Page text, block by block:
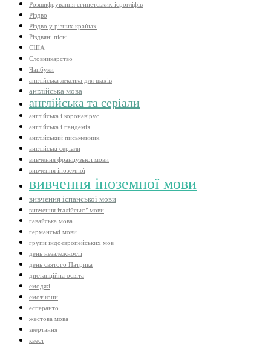
Розшифрування єгипетських ієрогліфів
Різдво
Різдво у різних країнах
Різдвяні пісні
США
Словникарство
Чапбуки
англійська лексика для шахів
англійська мова
англійська та серіали
англійська і коронавірус
англійська і пандемія
англійський письменник
англійські серіали
вивчення французької мови
вивчення іноземної
вивчення іноземної мови
вивчення іспанської мови
вивчення італійської мови
гавайська мова
германські мови
групи індоєвропейських мов
день незалежності
день святого Патрика
дистанційна освіта
емоджі
емотікони
есперанто
жестова мова
звертання
квест